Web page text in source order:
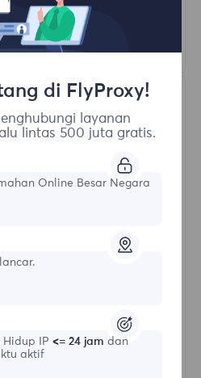
Lanjut
awal
di FlyProxy!
layanan
lintas 500 juta gratis.
Online Besar Negara
Hidup IP <= 24 jam dan
aktif